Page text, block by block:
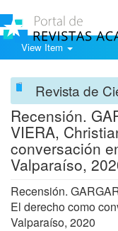
View Item
Revista de
Recensión.
VIERA,
conversación
Valparaíso,
Recensión.
El derecho como
Valparaíso, 2020